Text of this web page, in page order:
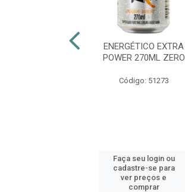
ENERGÉTICO EXTRA
POWER 270ML ZERO
Código: 51273
Faça seu login ou
cadastre-se para
ver preços e
comprar